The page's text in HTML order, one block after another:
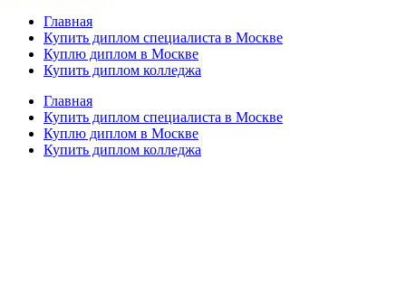
Главная
Купить диплом специалиста в Москве
Куплю диплом в Москве
Купить диплом колледжа
Главная
Купить диплом специалиста в Москве
Куплю диплом в Москве
Купить диплом колледжа